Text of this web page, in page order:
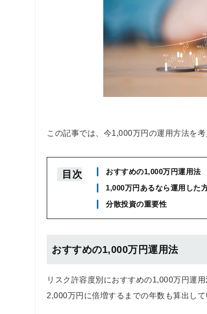
この記事では、今1,000万円の運用方法を
目次
おすすめの1,000万円運用法
1,000万円あるなら運用した
分散投資の重要性
おすすめの1,000万円運用法
リスク許容度別におすすめの1,000万円運
2,000万円に倍増するまでの年数も算出して